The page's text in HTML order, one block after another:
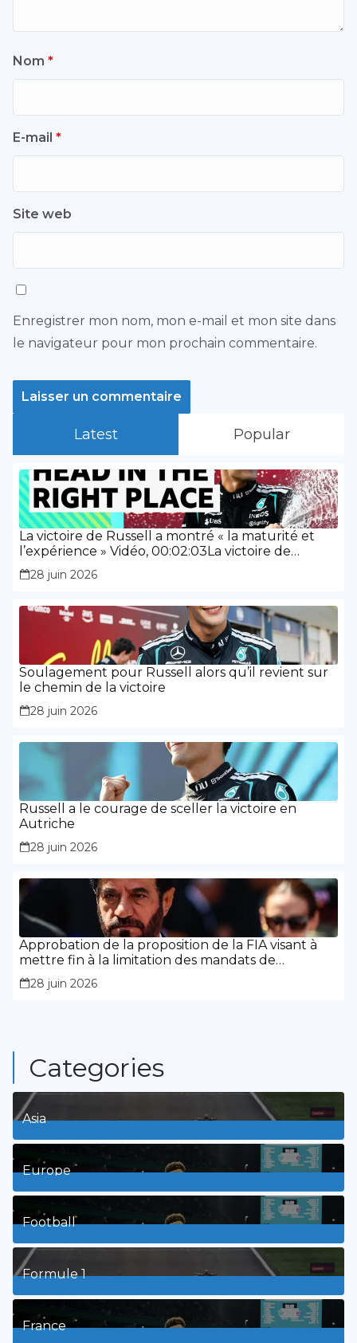
Nom *
E-mail *
Site web
Enregistrer mon nom, mon e-mail et mon site dans
le navigateur pour mon prochain commentaire.
Latest Popular
La victoire de Russell a montré « la maturité et
l’expérience » Vidéo, 00:02:03La victoire de
Russell a montré « la maturité et l’expérience »
28 juin 2026
Soulagement pour Russell alors qu’il revient sur
le chemin de la victoire
28 juin 2026
Russell a le courage de sceller la victoire en
Autriche
28 juin 2026
Approbation de la proposition de la FIA visant à
mettre fin à la limitation des mandats de
présidence
28 juin 2026
Categories
Asia
1Posts
Europe
3Posts
Football
8Posts
Formule 1
3Posts
France